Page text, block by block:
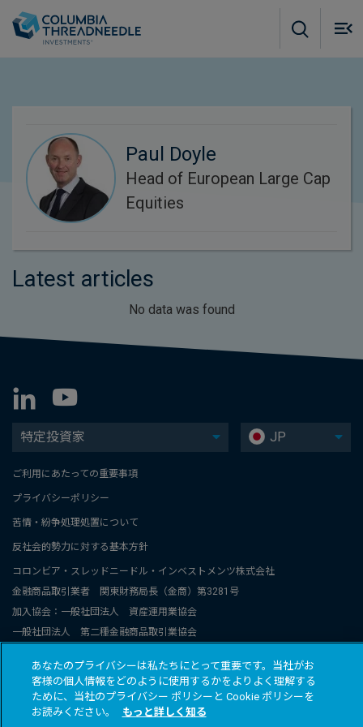
Paul Doyle
Head of European Large Cap
Equities
Latest articles
No data was found
特定投資家 JP
ご利用にあたっての重要事項
プライバシーポリシー
苦情・紛争処理処置について
反社会的勢力に対する基本方針
コロンビア・スレッドニードル・インベストメンツ株式会社
金融商品取引業者 関東財務局長（金商）第3281号
加入協会：一般社団法人 資産運用業協会
一般社団法人 第二種金融商品取引業協会
スレッドニードル関連グループ会社のグローバルブランド名称です。
© 2026 COLUMBIA THREADNEEDLE INVESTMENTS JAPAN CO., Ltd.
All rights reserved.
あなたのプライバシーは私たちにとって重要です。当社がお
客様の個人情報をどのように使用するかをよりよく理解する
ために、当社のプライバシー ポリシーと Cookie ポリシーを
お読みください。
もっと詳しく知る